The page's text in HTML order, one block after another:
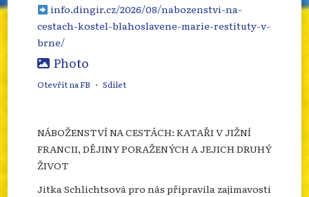
info.dingir.cz/2026/08/nabozenstvi-na-
cestach-kostel-blahoslavene-marie-restituty-v-
brne/
Photo
Otevřít na FB · Sdílet
NÁBOŽENSTVÍ NA CESTÁCH: KATAŘI V JIŽNÍ
FRANCII, DĚJINY PORAŽENÝCH A JEJICH DRUHÝ
ŽIVOT
Jitka Schlichtsová pro nás připravila zajímavosti